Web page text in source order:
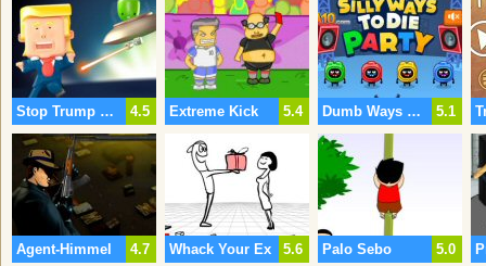
4.5
Stop Trump Kim Jong Un 5.4
Extreme Kick 5.1
Dumb Ways To Die Partei
4.7
Agent-Himmel 5.6
Whack Your Ex 5.0
Palo Sebo